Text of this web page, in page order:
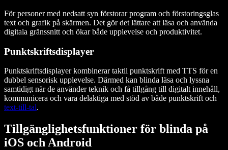
För personer med nedsatt syn förstorar program och förstoringsglas
text och grafik på skärmen. Det gör det lättare att läsa och använda
digitala gränssnitt och ökar både upplevelse och produktivitet.
Punktskriftsdisplayer
Punktskriftsdisplayer kombinerar taktil punktskrift med TTS för en
dubbel sensorisk upplevelse. Därmed kan blinda läsa och lyssna
samtidigt när de använder teknik och få tillgång till digitalt innehåll,
kommunicera och vara delaktiga med stöd av både punktskrift och
text-till-tal.
Tillgänglighetsfunktioner för blinda på
iOS och Android